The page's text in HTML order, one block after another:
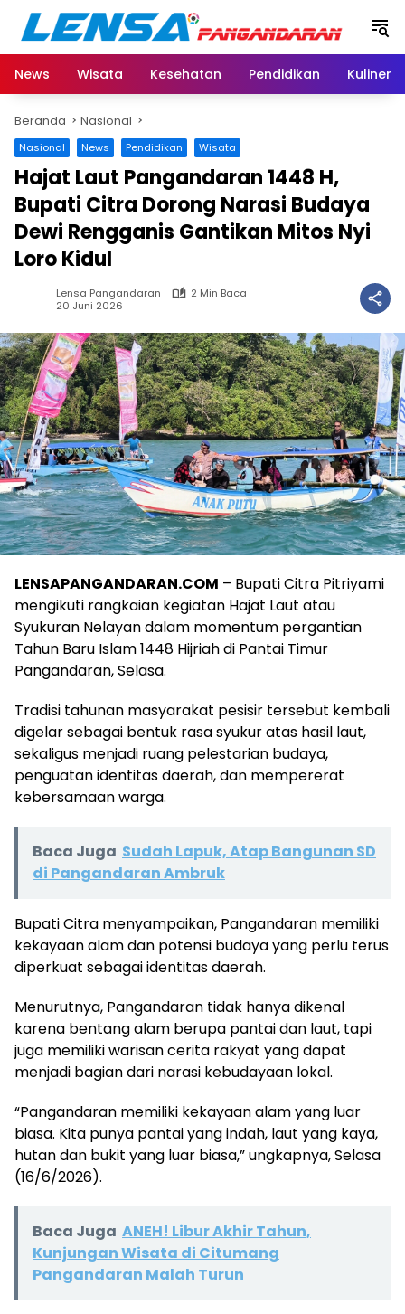
Langsung
konten
News
Wisata Kesehatan Pendidikan Kuliner
Beranda Nasional
Nasional News Pendidikan Wisata
Hajat Laut Pangandaran 1448 H,
Bupati Citra Dorong Narasi Budaya
Dewi Rengganis Gantikan Mitos Nyi
Loro Kidul
Lensa Pangandaran
2 Min Baca
20 Juni 2026
LENSAPANGANDARAN.COM – Bupati Citra Pitriyami
mengikuti rangkaian kegiatan Hajat Laut atau
Syukuran Nelayan dalam momentum pergantian
Tahun Baru Islam 1448 Hijriah di Pantai Timur
Pangandaran, Selasa.
Tradisi tahunan masyarakat pesisir tersebut kembali
digelar sebagai bentuk rasa syukur atas hasil laut,
sekaligus menjadi ruang pelestarian budaya,
penguatan identitas daerah, dan mempererat
kebersamaan warga.
Baca Juga Sudah Lapuk, Atap Bangunan SD
di Pangandaran Ambruk
Bupati Citra menyampaikan, Pangandaran memiliki
kekayaan alam dan potensi budaya yang perlu terus
diperkuat sebagai identitas daerah.
Menurutnya, Pangandaran tidak hanya dikenal
karena bentang alam berupa pantai dan laut, tapi
juga memiliki warisan cerita rakyat yang dapat
menjadi bagian dari narasi kebudayaan lokal.
“Pangandaran memiliki kekayaan alam yang luar
biasa. Kita punya pantai yang indah, laut yang kaya,
hutan dan bukit yang luar biasa,” ungkapnya, Selasa
(16/6/2026).
Baca Juga ANEH! Libur Akhir Tahun,
Kunjungan Wisata di Citumang
Pangandaran Malah Turun